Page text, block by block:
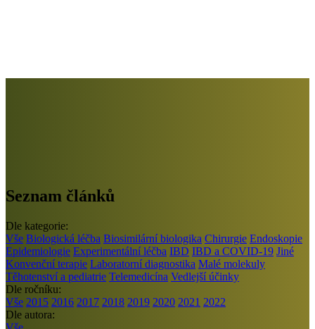
Seznam článků
Dle kategorie:
Vše Biologická léčba Biosimilární biologika Chirurgie Endoskopie
Epidemiologie Experimentální léčba IBD IBD a COVID-19 Jiné
Konvenční terapie Laboratorní diagnostika Malé molekuly
Těhotenství a pediatrie Telemedicína Vedlejší účinky
Dle ročníku:
Vše 2015 2016 2017 2018 2019 2020 2021 2022
Dle autora: